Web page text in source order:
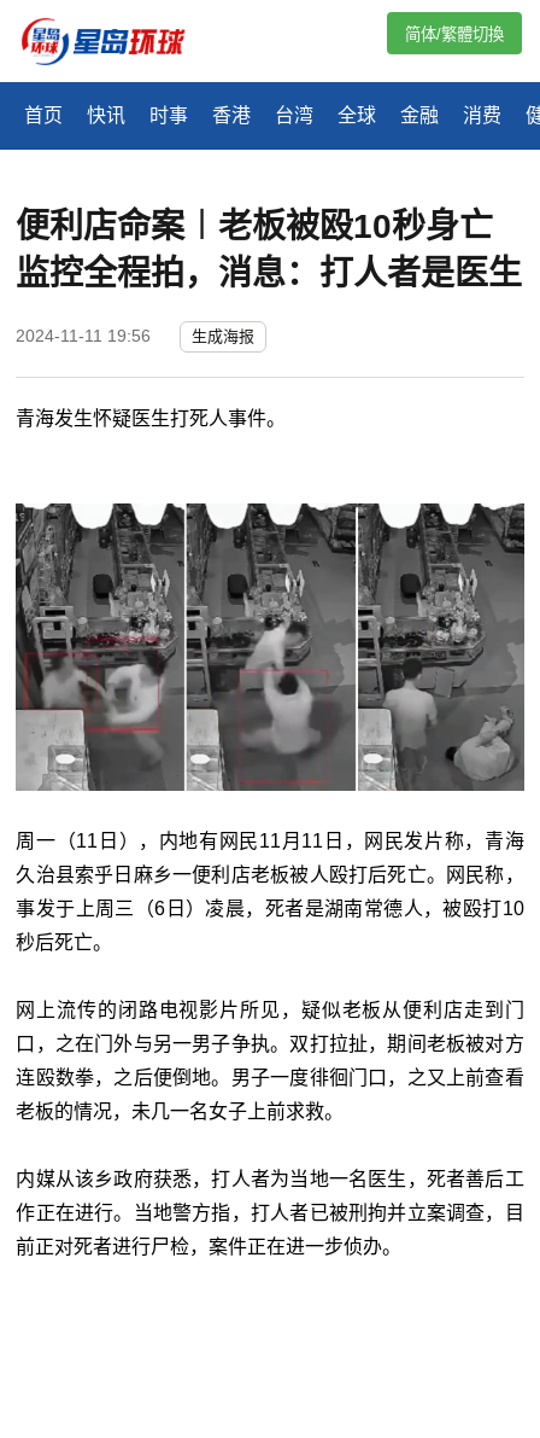
首页 快讯 时事 香港 台湾 全球 金融 消费
简体/繁體切換
便利店命案︱老板被殴10秒身亡
监控全程拍，消息：打人者是医生
2024-11-11 19:56 生成海报
青海发生怀疑医生打死人事件。
周一（11日），内地有网民11月11日，网民发片称，青海
久治县索乎日麻乡一便利店老板被人殴打后死亡。网民称，
事发于上周三（6日）凌晨，死者是湖南常德人，被殴打10
秒后死亡。
网上流传的闭路电视影片所见，疑似老板从便利店走到门
口，之在门外与另一男子争执。双打拉扯，期间老板被对方
连殴数拳，之后便倒地。男子一度徘徊门口，之又上前查看
老板的情况，未几一名女子上前求救。
内媒从该乡政府获悉，打人者为当地一名医生，死者善后工
作正在进行。当地警方指，打人者已被刑拘并立案调查，目
前正对死者进行尸检，案件正在进一步侦办。